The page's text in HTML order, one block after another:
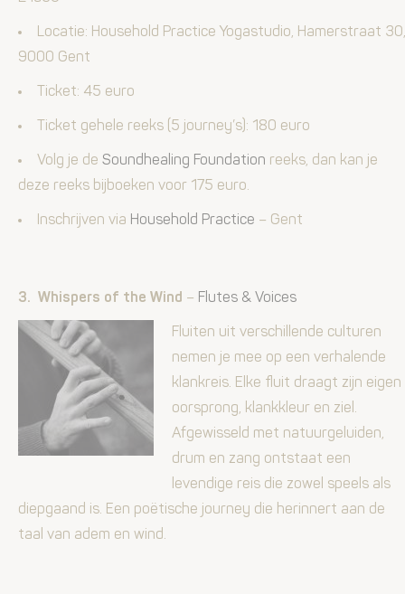
Locatie: Household Practice Yogastudio, Hamerstraat 30,
9000 Gent
Ticket: 45 euro
Ticket gehele reeks (5 journey’s): 180 euro
Volg je de Soundhealing Foundation reeks, dan kan je
deze reeks bijboeken voor 175 euro.
Inschrijven via Household Practice – Gent
3. Whispers of the Wind – Flutes & Voices
Fluiten uit verschillende culturen
nemen je mee op een verhalende
klankreis. Elke fluit draagt zijn eigen
oorsprong, klankkleur en ziel.
Afgewisseld met natuurgeluiden,
drum en zang ontstaat een
levendige reis die zowel speels als
diepgaand is. Een poëtische journey die herinnert aan de
taal van adem en wind.